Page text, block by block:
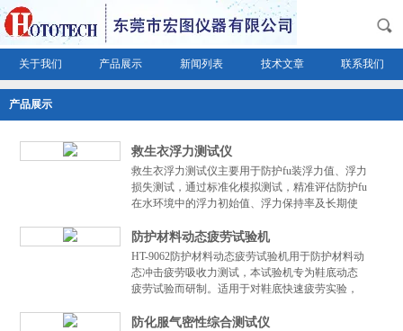
关于我们 产品展示 新闻列表 技术文章 联系我们
产品展示
救生衣浮力测试仪
救生衣浮力测试仪主要用于防护fu装浮力值、浮力
损失测试，通过标准化模拟测试，精准评估防护fu
在水环境中的浮力初始值、浮力保持率及长期使
产品研发提供科学量化...
防护材料动态疲劳试验机
HT-9062防护材料动态疲劳试验机用于防护材料动
态冲击疲劳吸收力测试，本试验机专为鞋底动态
疲劳试验而研制。适用于对鞋底快速疲劳实验，
设置加载工程，测试方法设...
防化服气密性综合测试仪